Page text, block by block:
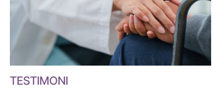
TESTIMONI